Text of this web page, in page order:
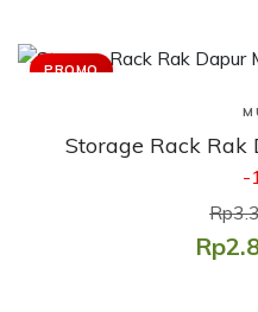
PROMO
Storage Rack Rak
-